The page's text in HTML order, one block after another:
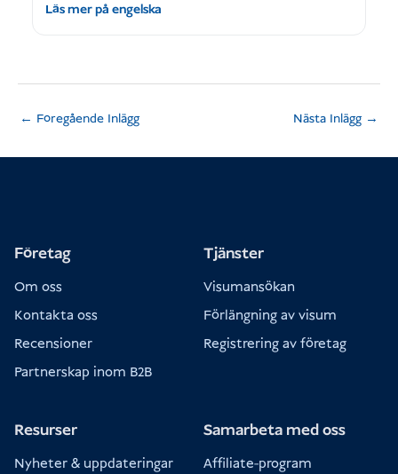
Läs mer på engelska
← Föregående Inlägg Nästa Inlägg →
Företag
Om oss
Kontakta oss
Recensioner
Partnerskap inom B2B
Tjänster
Visumansökan
Förlängning av visum
Registrering av företag
Resurser
Nyheter & uppdateringar
Samarbeta med oss
Affiliate-program